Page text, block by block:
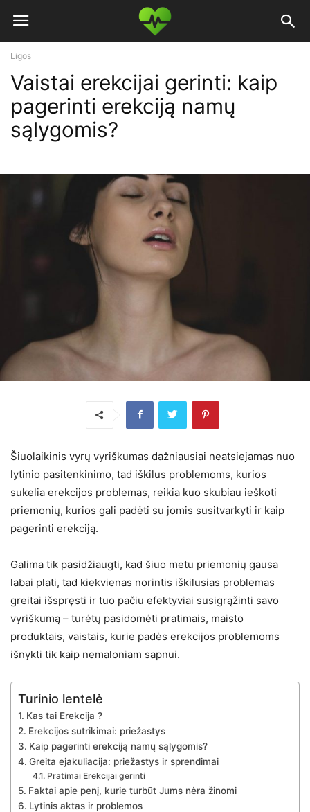
Ligos
Vaistai erekcijai gerinti: kaip
pagerinti erekciją namų
sąlygomis?
Šiuolaikinis vyrų vyriškumas dažniausiai neatsiejamas nuo
lytinio pasitenkinimo, tad iškilus problemoms, kurios
sukelia erekcijos problemas, reikia kuo skubiau ieškoti
priemonių, kurios gali padėti su jomis susitvarkyti ir kaip
pagerinti erekciją.
Galima tik pasidžiaugti, kad šiuo metu priemonių gausa
labai plati, tad kiekvienas norintis iškilusias problemas
greitai išspręsti ir tuo pačiu efektyviai susigrąžinti savo
vyriškumą – turėtų pasidomėti pratimais, maisto
produktais, vaistais, kurie padės erekcijos problemoms
išnykti tik kaip nemaloniam sapnui.
Turinio lentelė
Kas tai Erekcija ?
Erekcijos sutrikimai: priežastys
Kaip pagerinti erekciją namų sąlygomis?
Greita ejakuliacija: priežastys ir sprendimai
Pratimai Erekcijai gerinti
Faktai apie penį, kurie turbūt Jums nėra žinomi
Lytinis aktas ir problemos